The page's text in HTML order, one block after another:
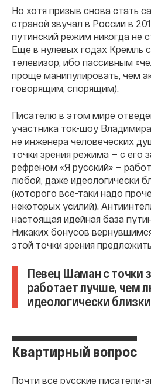
Но хотя призыв снова стать
страной звучал в России в
путинский режим никогда не
Еще в нулевых годах Кремль
телевизор, ибо пассивным
проще манипулировать, чем
говорящим, спорящим).
Писателю в этом мире
участника ток-шоу
не инженера человеческих
точки зрения режима — с его
рефреном «Я русский» —
любой, даже идеологически
(которого все-таки надо
некоторых усилий).
настоящая идейная база
Никаких бонусов
этой точки зрения
Певец Шаман с точки
работает лучше, чем
идеологически
Квартирный вопрос
Почти все русские писатели-